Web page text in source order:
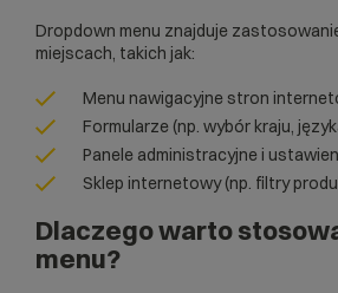
Dropdown menu znajduje
miejscach, takich jak:
Menu nawigacyjne stron
Formularze (np. wybór kraju,
Panele administracyjne i
Sklep internetowy(np. filtry
Dlaczego warto
menu?